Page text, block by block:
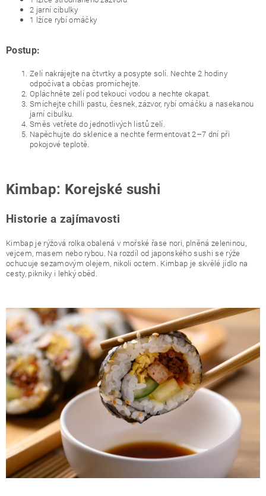
2 jarní cibulky
1 lžíce rybí omáčky
Postup:
Zelí nakrájejte na čtvrtky a posypte solí. Nechte 2 hodiny
odpočívat a občas promíchejte.
Opláchněte zelí pod tekoucí vodou a nechte okapat.
Smíchejte chilli pastu, česnek, zázvor, rybí omáčku a nasekanou
jarní cibulku.
Směs vetřete do jednotlivých listů zelí.
Napěchujte do sklenice a nechte fermentovat 2–7 dní při
pokojové teplotě.
Kimbap: Korejské sushi
Historie a zajímavosti
Kimbap je rýžová rolka obalená v mořské řase nori, plněná zeleninou,
vejcem, masem nebo rybou. Na rozdíl od japonského sushi se rýže
ochucuje sezamovým olejem, nikoli octem. Kimbap je skvělé jídlo na
cesty, pikniky i lehký oběd.